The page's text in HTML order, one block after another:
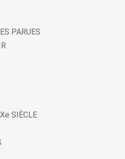
PARUES
SIÈCLE